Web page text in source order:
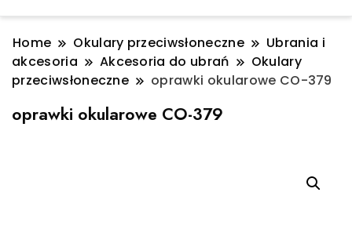
Home Okulary przeciwsłoneczne
Ubrania i
akcesoria
Akcesoria do ubrań
Okulary
przeciwsłoneczne
oprawki okularowe CO-379
oprawki okularowe CO-379